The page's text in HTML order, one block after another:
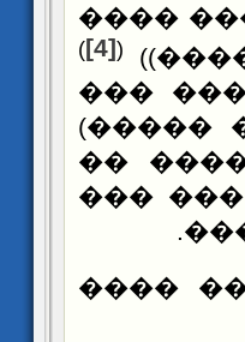
���
���
(
[4]
)
����
������
����:
����